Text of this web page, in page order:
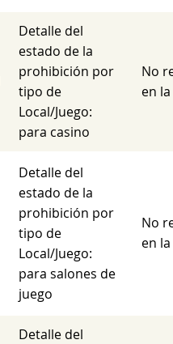
Detalle del
estado de la
prohibición por
tipo de
Local/Juego:
para casino
No
en
Detalle del
estado de la
prohibición por
tipo de
Local/Juego:
para salones de
juego
No
en
Detalle del